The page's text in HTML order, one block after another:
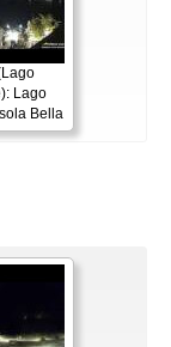
Lago
Bella